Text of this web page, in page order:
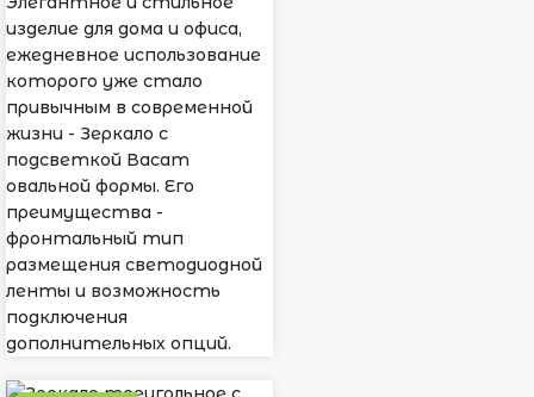
изделие для дома и офиса,
ежедневное использование
которого уже стало
привычным в современной
жизни - Зеркало с
подсветкой Васат
овальной формы. Его
преимущества -
фронтальный тип
размещения светодиодной
ленты и возможность
подключения
дополнительных опций.